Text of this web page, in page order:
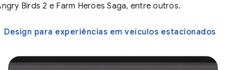
Birds 2 e Farm Heroes Saga, entre outros.
Design para experiências em veículos estacionados